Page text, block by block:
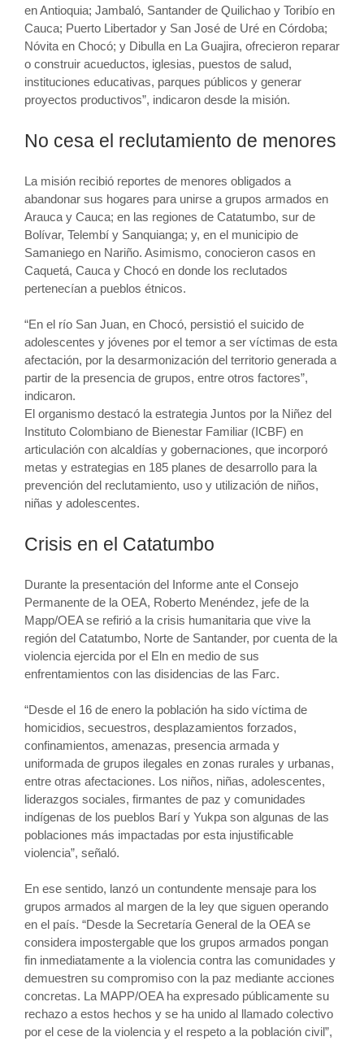
en Antioquia; Jambaló, Santander de Quilichao y Toribío en
Cauca; Puerto Libertador y San José de Uré en Córdoba;
Nóvita en Chocó; y Dibulla en La Guajira, ofrecieron reparar
o construir acueductos, iglesias, puestos de salud,
instituciones educativas, parques públicos y generar
proyectos productivos”, indicaron desde la misión.
No cesa el reclutamiento de menores
La misión recibió reportes de menores obligados a
abandonar sus hogares para unirse a grupos armados en
Arauca y Cauca; en las regiones de Catatumbo, sur de
Bolívar, Telembí y Sanquianga; y, en el municipio de
Samaniego en Nariño. Asimismo, conocieron casos en
Caquetá, Cauca y Chocó en donde los reclutados
pertenecían a pueblos étnicos.
“En el río San Juan, en Chocó, persistió el suicido de
adolescentes y jóvenes por el temor a ser víctimas de esta
afectación, por la desarmonización del territorio generada a
partir de la presencia de grupos, entre otros factores”,
indicaron.
El organismo destacó la estrategia Juntos por la Niñez del
Instituto Colombiano de Bienestar Familiar (ICBF) en
articulación con alcaldías y gobernaciones, que incorporó
metas y estrategias en 185 planes de desarrollo para la
prevención del reclutamiento, uso y utilización de niños,
niñas y adolescentes.
Crisis en el Catatumbo
Durante la presentación del Informe ante el Consejo
Permanente de la OEA, Roberto Menéndez, jefe de la
Mapp/OEA se refirió a la crisis humanitaria que vive la
región del Catatumbo, Norte de Santander, por cuenta de la
violencia ejercida por el Eln en medio de sus
enfrentamientos con las disidencias de las Farc.
“Desde el 16 de enero la población ha sido víctima de
homicidios, secuestros, desplazamientos forzados,
confinamientos, amenazas, presencia armada y
uniformada de grupos ilegales en zonas rurales y urbanas,
entre otras afectaciones. Los niños, niñas, adolescentes,
liderazgos sociales, firmantes de paz y comunidades
indígenas de los pueblos Barí y Yukpa son algunas de las
poblaciones más impactadas por esta injustificable
violencia”, señaló.
En ese sentido, lanzó un contundente mensaje para los
grupos armados al margen de la ley que siguen operando
en el país. “Desde la Secretaría General de la OEA se
considera impostergable que los grupos armados pongan
fin inmediatamente a la violencia contra las comunidades y
demuestren su compromiso con la paz mediante acciones
concretas. La MAPP/OEA ha expresado públicamente su
rechazo a estos hechos y se ha unido al llamado colectivo
por el cese de la violencia y el respeto a la población civil”,